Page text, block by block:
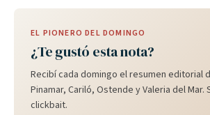
EL PIONERO DEL DOMINGO
¿Te gustó esta nota?
Recibí cada domingo el resumen editorial
Pinamar, Cariló, Ostende y Valeria del Mar.
clickbait.